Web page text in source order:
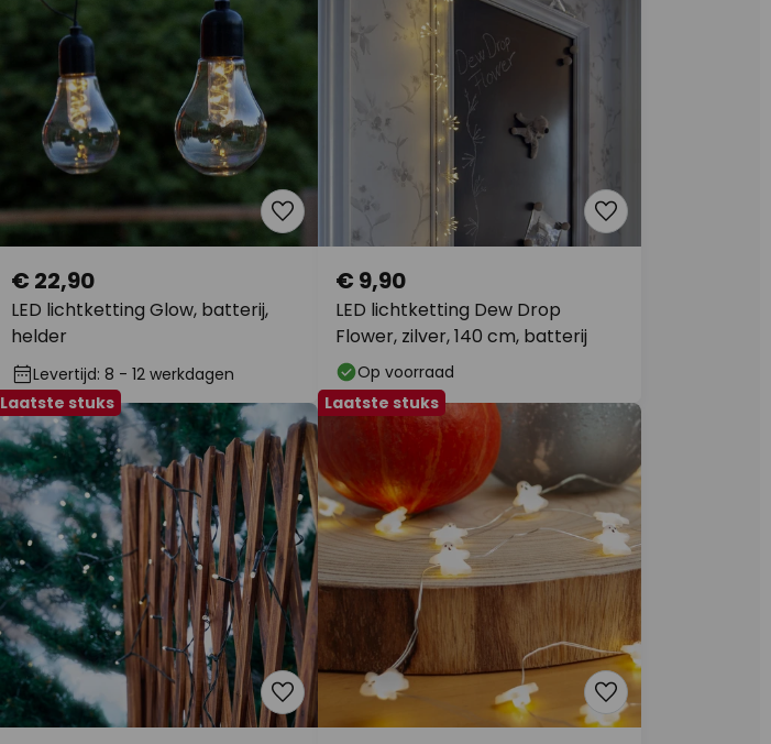
LED lichtketting Glow, batterij,
helder
€ 22,90
Levertijd: 8 - 12 werkdagen
LED lichtketting Dew Drop
Flower, zilver, 140 cm, batterij
€ 9,90
Op voorraad
Laatste stuks Laatste stuks